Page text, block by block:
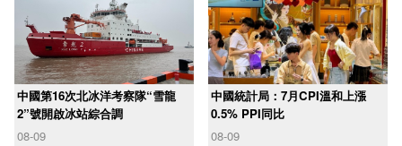
中國第16次北冰洋考察隊“雪龍
2”號開啟冰站綜合調
08-09
中國統計局：7月CPI溫和上漲
0.5% PPI同比
08-09